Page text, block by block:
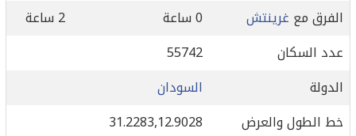
الفرق مع غرينتش 0 ساعة
2 ساعة
عدد السكان
55742
الدولة
السودان
خط الطول والعرض
31.2283,12.9028